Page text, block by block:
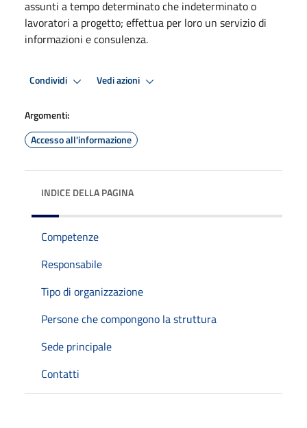
assunti a tempo determinato che indeterminato o
lavoratori a progetto; effettua per loro un servizio di
informazioni e consulenza.
Condividi Vedi azioni
Argomenti:
Accesso all'informazione
INDICE DELLA PAGINA
Competenze
Responsabile
Tipo di organizzazione
Persone che compongono la struttura
Sede principale
Contatti